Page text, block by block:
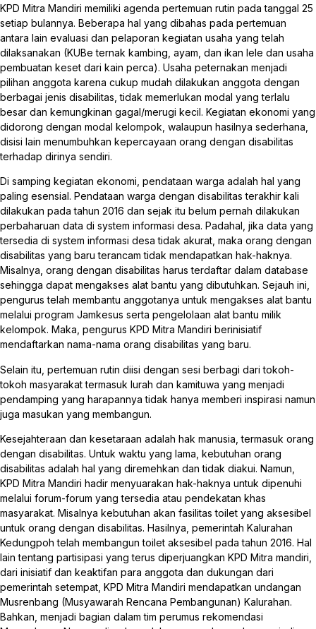
KPD Mitra Mandiri memiliki agenda pertemuan rutin pada tanggal 25
setiap bulannya. Beberapa hal yang dibahas pada pertemuan
antara lain evaluasi dan pelaporan kegiatan usaha yang telah
dilaksanakan (KUBe ternak kambing, ayam, dan ikan lele dan usaha
pembuatan keset dari kain perca). Usaha peternakan menjadi
pilihan anggota karena cukup mudah dilakukan anggota dengan
berbagai jenis disabilitas, tidak memerlukan modal yang terlalu
besar dan kemungkinan gagal/merugi kecil. Kegiatan ekonomi yang
didorong dengan modal kelompok, walaupun hasilnya sederhana,
disisi lain menumbuhkan kepercayaan orang dengan disabilitas
terhadap dirinya sendiri.
Di samping kegiatan ekonomi, pendataan warga adalah hal yang
paling esensial. Pendataan warga dengan disabilitas terakhir kali
dilakukan pada tahun 2016 dan sejak itu belum pernah dilakukan
perbaharuan data di system informasi desa. Padahal, jika data yang
tersedia di system informasi desa tidak akurat, maka orang dengan
disabilitas yang baru terancam tidak mendapatkan hak-haknya.
Misalnya, orang dengan disabilitas harus terdaftar dalam database
sehingga dapat mengakses alat bantu yang dibutuhkan. Sejauh ini,
pengurus telah membantu anggotanya untuk mengakses alat bantu
melalui program Jamkesus serta pengelolaan alat bantu milik
kelompok. Maka, pengurus KPD Mitra Mandiri berinisiatif
mendaftarkan nama-nama orang disabilitas yang baru.
Selain itu, pertemuan rutin diisi dengan sesi berbagi dari tokoh-
tokoh masyarakat termasuk lurah dan kamituwa yang menjadi
pendamping yang harapannya tidak hanya memberi inspirasi namun
juga masukan yang membangun.
Kesejahteraan dan kesetaraan adalah hak manusia, termasuk orang
dengan disabilitas. Untuk waktu yang lama, kebutuhan orang
disabilitas adalah hal yang diremehkan dan tidak diakui. Namun,
KPD Mitra Mandiri hadir menyuarakan hak-haknya untuk dipenuhi
melalui forum-forum yang tersedia atau pendekatan khas
masyarakat. Misalnya kebutuhan akan fasilitas toilet yang aksesibel
untuk orang dengan disabilitas. Hasilnya, pemerintah Kalurahan
Kedungpoh telah membangun toilet aksesibel pada tahun 2016. Hal
lain tentang partisipasi yang terus diperjuangkan KPD Mitra mandiri,
dari inisiatif dan keaktifan para anggota dan dukungan dari
pemerintah setempat, KPD Mitra Mandiri mendapatkan undangan
Musrenbang (Musyawarah Rencana Pembangunan) Kalurahan.
Bahkan, menjadi bagian dalam tim perumus rekomendasi